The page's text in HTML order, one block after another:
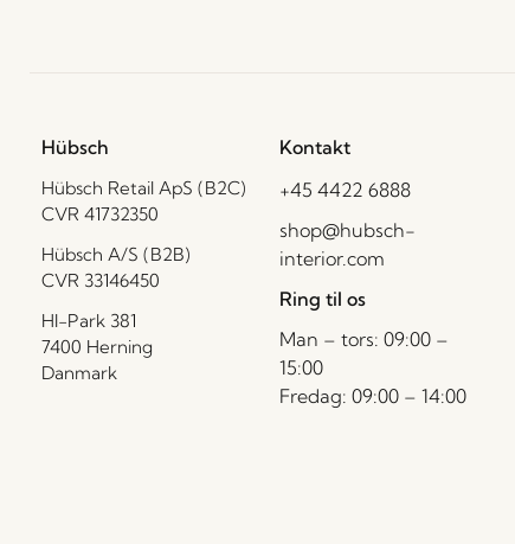
Hübsch
Hübsch Retail ApS (B2C)
CVR 41732350
Hübsch A/S (B2B)
CVR 33146450
HI-Park 381
7400 Herning
Danmark
Kontakt
+45 4422 6888
shop@hubsch-
interior.com
Ring til os
Man – tors: 09:00 –
15:00
Fredag: 09:00 – 14:00